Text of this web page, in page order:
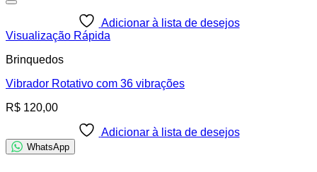
Adicionar à lista de desejos
Visualização Rápida
Brinquedos
Vibrador Rotativo com 36 vibrações
R$ 120,00
Adicionar à lista de desejos
WhatsApp